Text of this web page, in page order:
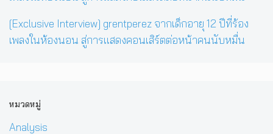
[Exclusive Interview] grentperez จากเด็กอายุ 12 ปีที่ร้อง
เพลงในห้องนอน สู่การแสดงคอนเสิร์ตต่อหน้าคนนับหมื่น
หมวดหมู่
Analysis